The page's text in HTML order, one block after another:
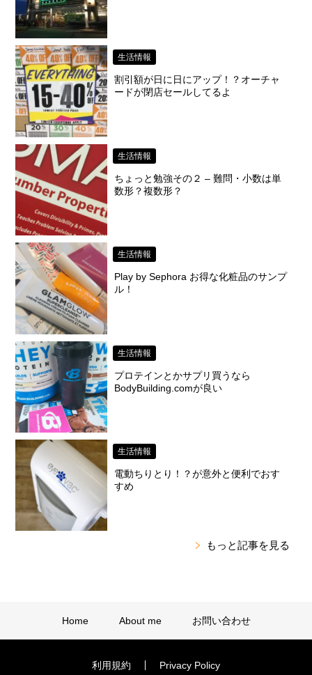
生活情報
割引額が日に日にアップ！？オーチャ
ードが閉店セールしてるよ
生活情報
ちょっと勉強その２ – 難問・小数は単
数形？複数形？
生活情報
Play by Sephora お得な化粧品のサンプ
ル！
生活情報
プロテインとかサプリ買うなら
BodyBuilding.comが良い
生活情報
電動ちりとり！？が意外と便利でおす
すめ
もっと記事を見る
Home About me お問い合わせ
利用規約 Privacy Policy